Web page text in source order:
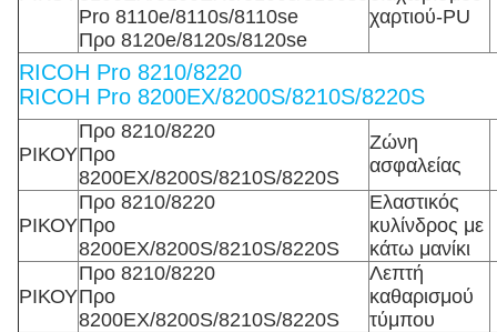
Pro 8110e/8110s/8110se
Προ 8120e/8120s/8120se
χαρτιού-PU
RICOH Pro 8210/8220
RICOH Pro 8200EX/8200S/8210S/8220S
ΡΙΚΟΥ
Προ 8210/8220
Προ
8200EX/8200S/8210S/8220S
Ζώνη
ασφαλείας
ΡΙΚΟΥ
Προ 8210/8220
Προ
8200EX/8200S/8210S/8220S
Ελαστικός
κυλίνδρος με
κάτω μανίκι
ΡΙΚΟΥ
Προ 8210/8220
Προ
8200EX/8200S/8210S/8220S
Λεπτή
καθαρισμού
τύμπου